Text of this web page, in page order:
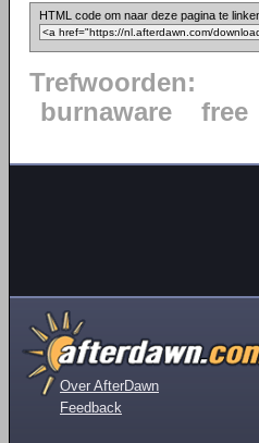
HTML code om naar deze pagina te
Trefwoorden:
burnaware
free
Over AfterDawn
Feedback